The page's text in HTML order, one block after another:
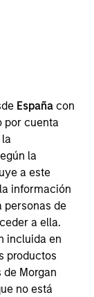
España con
por cuenta
la
a este
información
personas de
a ella.
incluida en
productos
Morgan
no está
that is
of
Pharma